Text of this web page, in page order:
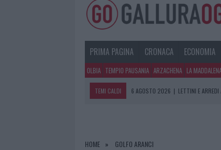
PRIMA PAGINA CRONACA ECONOMIA
OLBIA TEMPIO PAUSANIA ARZACHENA LA
TEMI CALDI 6 AGOSTO 2026 | LETTINI E
6 AGOSTO 2026
| STRADA SASSARI-OLBIA,
HOME GOLFO ARANCI